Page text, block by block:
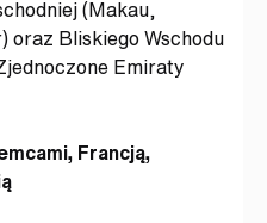
(Makau,
oraz Bliskiego Wschodu
Emiraty
Francją,